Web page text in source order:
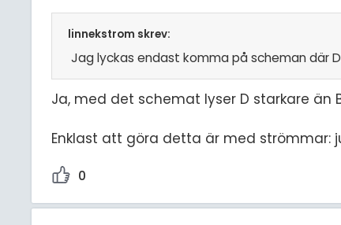
linnekstrom skrev:
Jag lyckas endast komma på scheman där
Ja, med det schemat lyser D starkare än
Enklast att göra detta är med strömmar:
0